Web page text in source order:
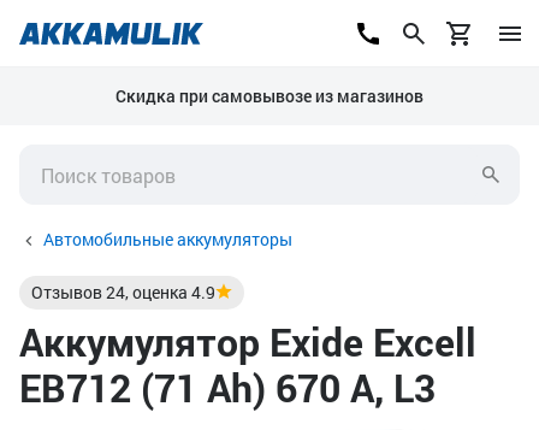
Скидка при самовывозе из магазинов
Автомобильные аккумуляторы
Отзывов24, оценка 4.9
Аккумулятор Exide Excell
EB712 (71 Ah) 670 А, L3